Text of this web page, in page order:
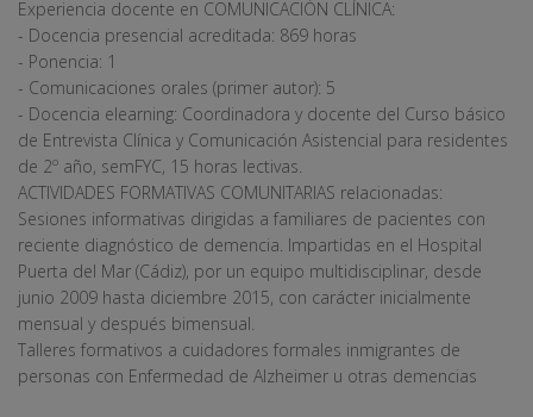
Experiencia docente en COMUNICACIÓN CLÍNICA:
- Docencia presencial acreditada: 869 horas
- Ponencia: 1
- Comunicaciones orales (primer autor): 5
- Docencia elearning: Coordinadora y docente del Curso básico
de Entrevista Clínica y Comunicación Asistencial para residentes
de 2º año, semFYC, 15 horas lectivas.
ACTIVIDADES FORMATIVAS COMUNITARIAS relacionadas:
Sesiones informativas dirigidas a familiares de pacientes con
reciente diagnóstico de demencia. Impartidas en el Hospital
Puerta del Mar (Cádiz), por un equipo multidisciplinar, desde
junio 2009 hasta diciembre 2015, con carácter inicialmente
mensual y después bimensual.
Talleres formativos a cuidadores formales inmigrantes de
personas con Enfermedad de Alzheimer u otras demencias